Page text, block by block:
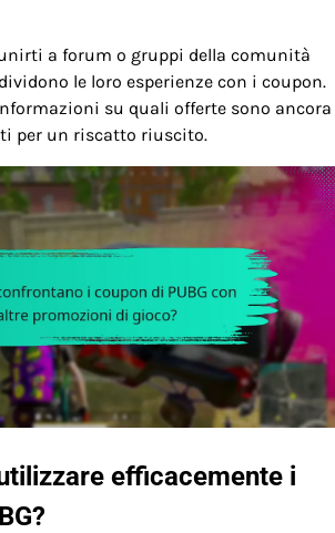
a forum o gruppi della comunità
le loro esperienze con i coupon.
su quali offerte sono ancora
per un riscatto riuscito.
efficacemente i